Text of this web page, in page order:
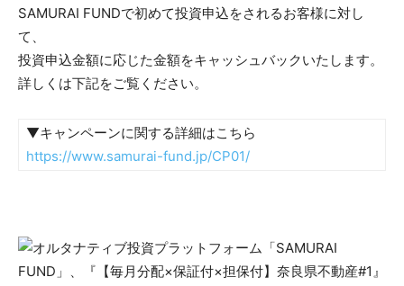
SAMURAI FUNDで初めて投資申込をされるお客様に対し
て、
投資申込金額に応じた金額をキャッシュバックいたします。
詳しくは下記をご覧ください。
▼キャンペーンに関する詳細はこちら
https://www.samurai-fund.jp/CP01/